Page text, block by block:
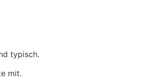
typisch.
mit.